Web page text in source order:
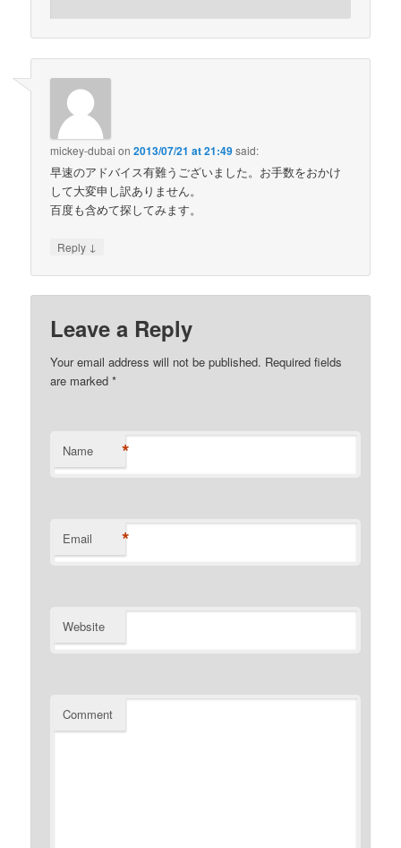
mickey-dubai on2013/07/21 at 21:49said:
早速のアドバイス有難うございました。お手数をおかけ
して大変申し訳ありません。
百度も含めて探してみます。
Reply ↓
Leave a Reply
Your email address will not be published. Required fields
are marked*
Name *
Email *
Website
Comment